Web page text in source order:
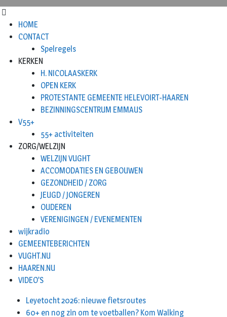
HOME
CONTACT
Spelregels
KERKEN
H. NICOLAASKERK
OPEN KERK
PROTESTANTE GEMEENTE HELEVOIRT-HAAREN
BEZINNINGSCENTRUM EMMAUS
V55+
55+ activiteiten
ZORG/WELZIJN
WELZIJN VUGHT
ACCOMODATIES EN GEBOUWEN
GEZONDHEID / ZORG
JEUGD / JONGEREN
OUDEREN
VERENIGINGEN / EVENEMENTEN
wijkradio
GEMEENTEBERICHTEN
VUGHT.NU
HAAREN.NU
VIDEO’S
Leyetocht 2026: nieuwe fietsroutes
60+ en nog zin om te voetballen? Kom Walking